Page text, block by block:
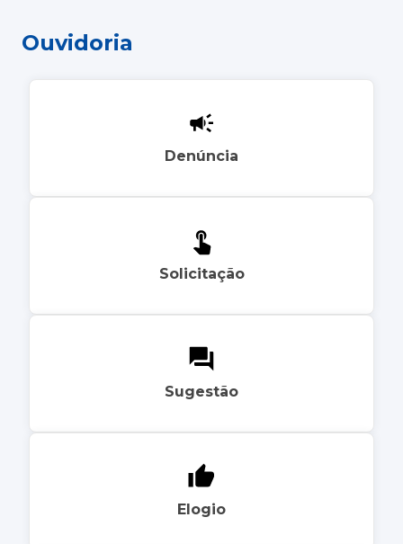
Ouvidoria
Denúncia
Solicitação
Sugestão
Elogio